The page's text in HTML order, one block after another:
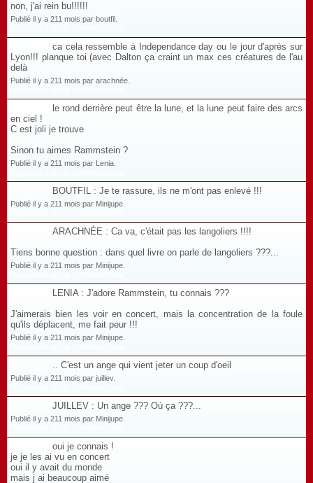
non, j'ai rein bu!!!!!!
Publié il y a 211 mois par boutfil.
ca cela ressemble à Independance day ou le jour d'après sur
Lyon!!! planque toi (avec Dalton ça craint un max ces créatures de l'au
delà
Publié il y a 211 mois par arachnée.
le rond derrière peut être la lune, et la lune peut faire des arcs
en ciel !
C est joli je trouve
Sinon tu aimes Rammstein ?
Publié il y a 211 mois par Lenia.
BOUTFIL : Je te rassure, ils ne m'ont pas enlevé !!!
Publié il y a 211 mois par Minijupe.
ARACHNÉE : Ca va, c'était pas les langoliers !!!!
Tiens bonne question : dans quel livre on parle de langoliers ???...
Publié il y a 211 mois par Minijupe.
LENIA : J'adore Rammstein, tu connais ???
J'aimerais bien les voir en concert, mais la concentration de la foule
qu'ils déplacent, me fait peur !!!
Publié il y a 211 mois par Minijupe.
.. C'est un ange qui vient jeter un coup d'oeil
Publié il y a 211 mois par juillev.
JUILLEV : Un ange ??? Où ça ???...
Publié il y a 211 mois par Minijupe.
oui je connais !
je je les ai vu en concert
oui il y avait du monde
mais j ai beaucoup aimé